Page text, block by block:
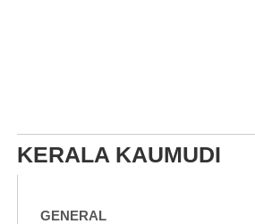
KERALA KAUMUDI
GENERAL